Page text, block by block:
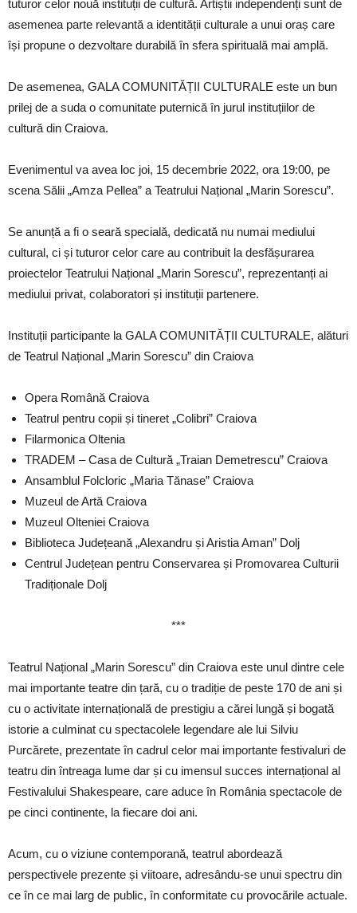
tuturor celor nouă instituții de cultură. Artiștii independenți sunt de
asemenea parte relevantă a identității culturale a unui oraș care
își propune o dezvoltare durabilă în sfera spirituală mai amplă.
De asemenea, GALA COMUNITĂȚII CULTURALE este un bun
prilej de a suda o comunitate puternică în jurul instituțiilor de
cultură din Craiova.
Evenimentul va avea loc joi, 15 decembrie 2022, ora 19:00, pe
scena Sălii „Amza Pellea” a Teatrului Național „Marin Sorescu”.
Se anunță a fi o seară specială, dedicată nu numai mediului
cultural, ci și tuturor celor care au contribuit la desfășurarea
proiectelor Teatrului Național „Marin Sorescu”, reprezentanți ai
mediului privat, colaboratori și instituții partenere.
Instituții participante la GALA COMUNITĂȚII CULTURALE, alături
de Teatrul Național „Marin Sorescu” din Craiova
Opera Română Craiova
Teatrul pentru copii și tineret „Colibri” Craiova
Filarmonica Oltenia
TRADEM – Casa de Cultură „Traian Demetrescu” Craiova
Ansamblul Folcloric „Maria Tănase” Craiova
Muzeul de Artă Craiova
Muzeul Olteniei Craiova
Biblioteca Județeană „Alexandru și Aristia Aman” Dolj
Centrul Județean pentru Conservarea și Promovarea Culturii
Tradiționale Dolj
***
Teatrul Național „Marin Sorescu” din Craiova este unul dintre cele
mai importante teatre din țară, cu o tradiție de peste 170 de ani și
cu o activitate internațională de prestigiu a cărei lungă și bogată
istorie a culminat cu spectacolele legendare ale lui Silviu
Purcărete, prezentate în cadrul celor mai importante festivaluri de
teatru din întreaga lume dar și cu imensul succes internațional al
Festivalului Shakespeare, care aduce în România spectacole de
pe cinci continente, la fiecare doi ani.
Acum, cu o viziune contemporană, teatrul abordează
perspectivele prezente și viitoare, adresându-se unui spectru din
ce în ce mai larg de public, în conformitate cu provocările actuale.